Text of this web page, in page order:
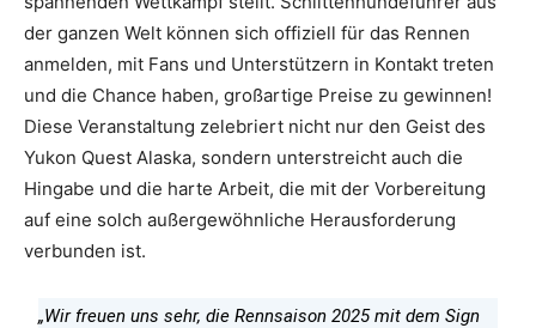
der ganzen Welt können sich offiziell für das Rennen
anmelden, mit Fans und Unterstützern in Kontakt treten
und die Chance haben, großartige Preise zu gewinnen!
Diese Veranstaltung zelebriert nicht nur den Geist des
Yukon Quest Alaska, sondern unterstreicht auch die
Hingabe und die harte Arbeit, die mit der Vorbereitung
auf eine solch außergewöhnliche Herausforderung
verbunden ist.
„Wir freuen uns sehr, die Rennsaison 2025 mit dem Sign